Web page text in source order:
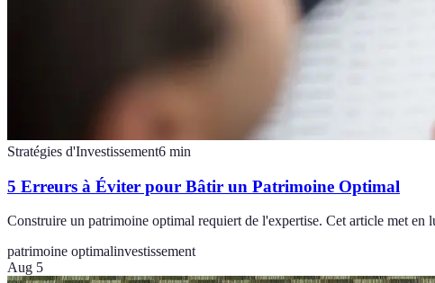
Stratégies d'Investissement6 min
5 Erreurs à Éviter pour Bâtir un Patrimoine Optimal
Construire un patrimoine optimal requiert de l'expertise. Cet article met en
patrimoine optimalinvestissement
Aug 5